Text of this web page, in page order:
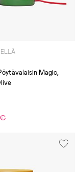
Magic,